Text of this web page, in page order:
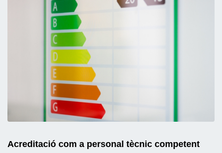
Acreditació com a personal tècnic competent